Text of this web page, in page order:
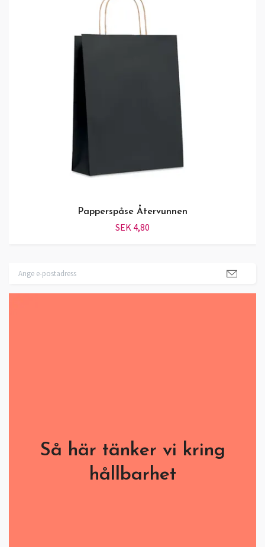
Så här tänker vi kring
hållbarhet
Papperspåse Återvunnen
SEK 4,80